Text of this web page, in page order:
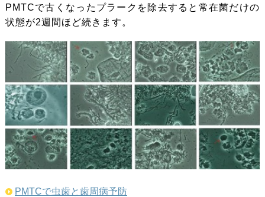
PMTCで古くなったプラークを除去すると常在菌だけの
状態が2週間ほど続きます。
PMTCで虫歯と歯周病予防